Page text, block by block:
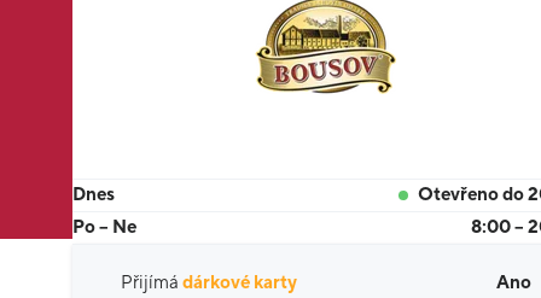
Dnes
Otevřeno do
Po – Ne
8:00 –
Přijímá dárkové karty Ano